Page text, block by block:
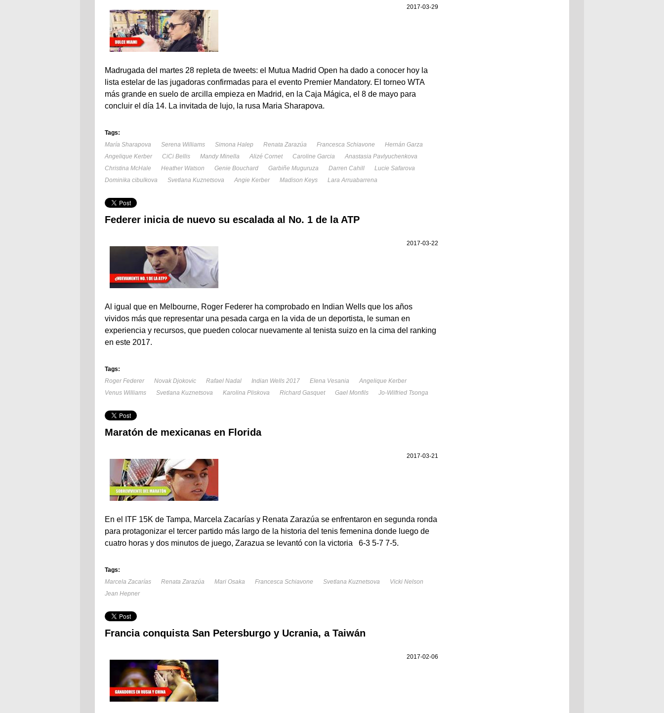
2017-03-29
Madrugada del martes 28 repleta de tweets: el Mutua Madrid Open ha dado a conocer hoy la
lista estelar de las jugadoras confirmadas para el evento Premier Mandatory. El torneo WTA
más grande en suelo de arcilla empieza en Madrid, en la Caja Mágica, el 8 de mayo para
concluir el día 14. La invitada de lujo, la rusa Maria Sharapova.
Tags:
María Sharapova
Serena Williams Simona Halep Renata Zarazúa Francesca Schiavone
Hernán Garza
Angelique Kerber
CiCi Bellis Mandy Minella Alizé Cornet Caroline Garcia
Anastasia Pavlyuchenkova
Christina McHale
Heather Watson Genie Bouchard Garbiñe Muguruza Darren Cahill
Lucie Safarova
Dominika cibulkova
Svetlana Kuznetsova Angie Kerber Madison Keys Lara Arruabarrena
Federer inicia de nuevo su escalada al No. 1 de la ATP
2017-03-22
Al igual que en Melbourne, Roger Federer ha comprobado en Indian Wells que los años
vividos más que representar una pesada carga en la vida de un deportista, le suman en
experiencia y recursos, que pueden colocar nuevamente al tenista suizo en la cima del ranking
en este 2017.
Tags:
Roger Federer
Novak Djokovic Rafael Nadal Indian Wells 2017 Elena Vesania
Angelique Kerber
Venus Williams
Svetlana Kuznetsova Karolina Pliskova Richard Gasquet Gael Monfils Jo-Wilfried Tsonga
Maratón de mexicanas en Florida
2017-03-21
En el ITF 15K de Tampa, Marcela Zacarías y Renata Zarazúa se enfrentaron en segunda ronda
para protagonizar el tercer partido más largo de la historia del tenis femenina donde luego de
cuatro horas y dos minutos de juego, Zarazua se levantó con la victoria 6-3 5-7 7-5.
Tags:
Marcela Zacarías
Renata Zarazúa Mari Osaka Francesca Schiavone Svetlana Kuznetsova
Vicki Nelson
Jean Hepner
Francia conquista San Petersburgo y Ucrania, a Taiwán
2017-02-06